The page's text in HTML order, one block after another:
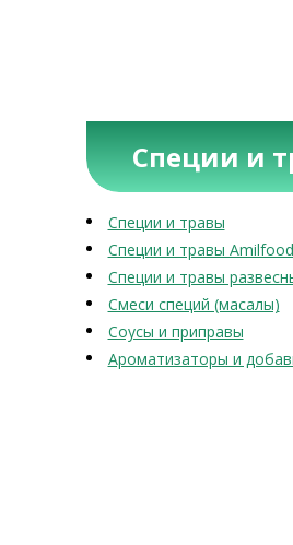
Специи и
Специи и травы
Специи и травы
Специи и травы
Смеси специй (масалы)
Соусы и приправы
Ароматизаторы и